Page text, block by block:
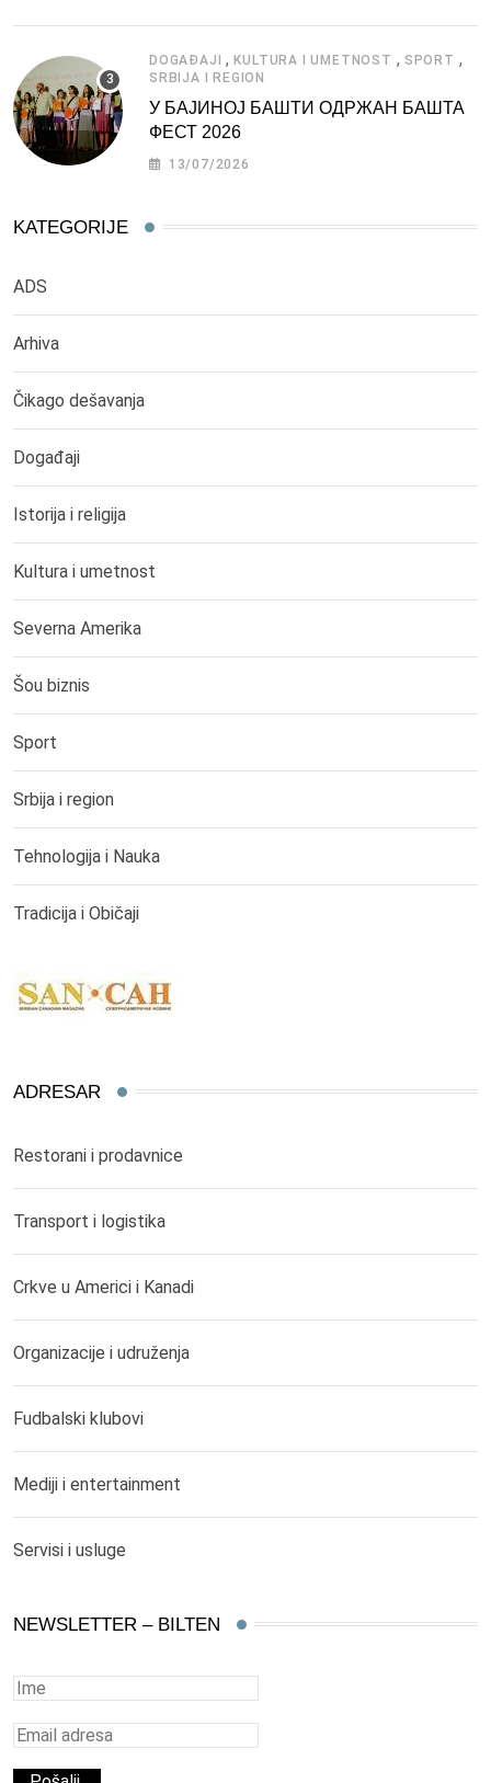
DOGAĐAJI ,KULTURA I UMETNOST , SPORT ,
SRBIJA I REGION
У БАЈИНОЈ БАШТИ ОДРЖАН БАШТА
ФЕСТ 2026
13/07/2026
KATEGORIJE
ADS
Arhiva
Čikago dešavanja
Događaji
Istorija i religija
Kultura i umetnost
Severna Amerika
Šou biznis
Sport
Srbija i region
Tehnologija i Nauka
Tradicija i Običaji
ADRESAR
Restorani i prodavnice
Transport i logistika
Crkve u Americi i Kanadi
Organizacije i udruženja
Fudbalski klubovi
Mediji i entertainment
Servisi i usluge
NEWSLETTER – BILTEN